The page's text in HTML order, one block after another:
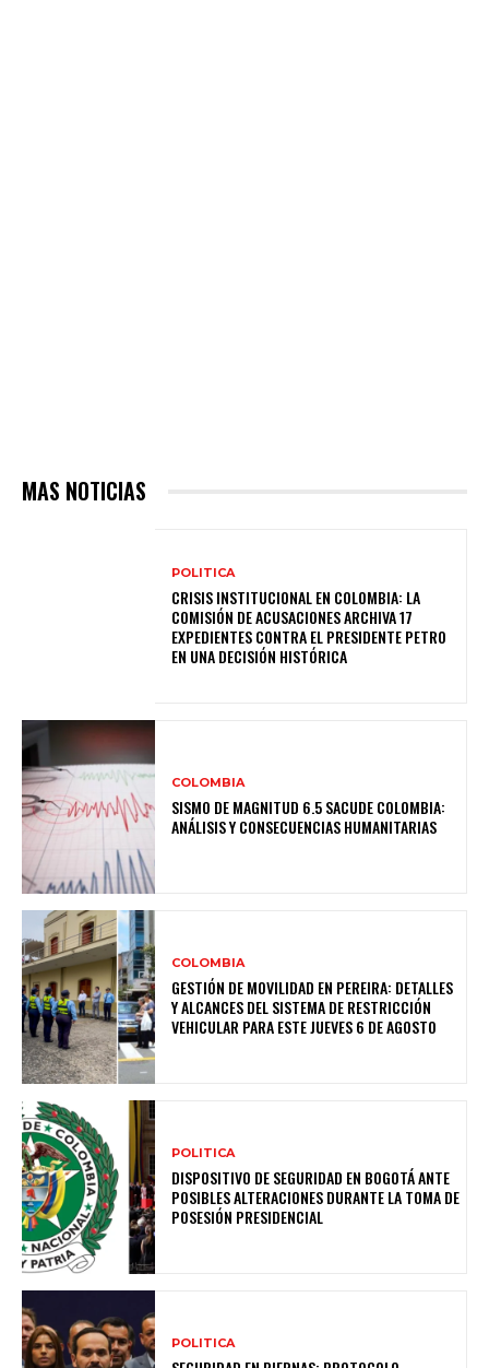
MAS NOTICIAS
POLITICA
CRISIS INSTITUCIONAL EN COLOMBIA: LA
COMISIÓN DE ACUSACIONES ARCHIVA 17
EXPEDIENTES CONTRA EL PRESIDENTE PETRO
EN UNA DECISIÓN HISTÓRICA
COLOMBIA
SISMO DE MAGNITUD 6.5 SACUDE COLOMBIA:
ANÁLISIS Y CONSECUENCIAS HUMANITARIAS
COLOMBIA
GESTIÓN DE MOVILIDAD EN PEREIRA: DETALLES
Y ALCANCES DEL SISTEMA DE RESTRICCIÓN
VEHICULAR PARA ESTE JUEVES 6 DE AGOSTO
POLITICA
DISPOSITIVO DE SEGURIDAD EN BOGOTÁ ANTE
POSIBLES ALTERACIONES DURANTE LA TOMA DE
POSESIÓN PRESIDENCIAL
POLITICA